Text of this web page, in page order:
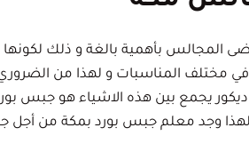
المجالس بأهمية بالغة و ذلك
مختلف المناسبات و لهذا من
ديكور يجمع بين هذه الاشياء هو
لهذا وجد معلم جبس بورد بمكة من أجل